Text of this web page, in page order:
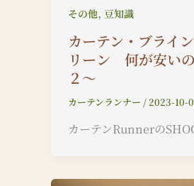
その他, 豆知識
カーテン・ブライ
リーン 何が安い
２～
カーテンランナー / 2023-10-
カーテンRunnerの